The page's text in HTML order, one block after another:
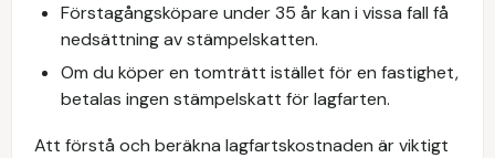
Förstagångsköpare under 35 år kan i vissa fall få
nedsättning av stämpelskatten.
Om du köper en tomträtt istället för en fastighet,
betalas ingen stämpelskatt för lagfarten.
Att förstå och beräkna lagfartskostnaden är viktigt